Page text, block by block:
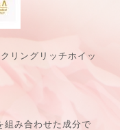
リングリッチホイッ
組み合わせた成分で